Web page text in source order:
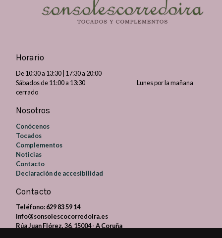
Horario
De 10:30 a 13:30 | 17:30 a 20:00
Sábados de 11:00 a 13:30 Lunes por la mañana
cerrado
Nosotros
Conócenos
Tocados
Complementos
Noticias
Contacto
Declaración de accesibilidad
Contacto
Teléfono:629 83 59 14
info@sonsolescocorredoira.es
Rúa Juan Flórez, 36, 15004 - A Coruña